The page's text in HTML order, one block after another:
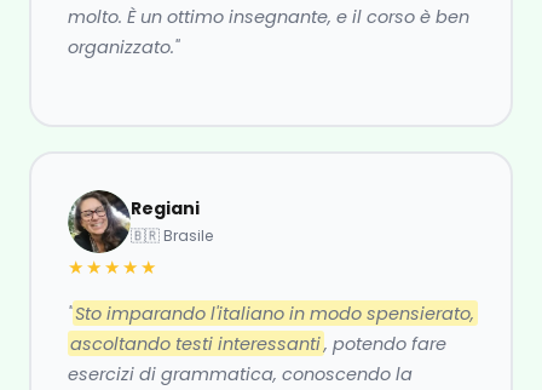
molto. È un ottimo insegnante, e il corso è ben
organizzato."
Regiani
🇧🇷 Brasile
★★★★★
"Sto imparando l'italiano in modo spensierato,
ascoltando testi interessanti, potendo fare
esercizi di grammatica, conoscendo la